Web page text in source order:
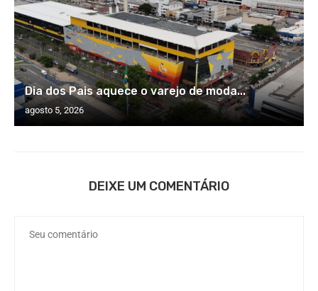
Dia dos Pais aquece o varejo de moda...
agosto 5, 2026
DEIXE UM COMENTÁRIO